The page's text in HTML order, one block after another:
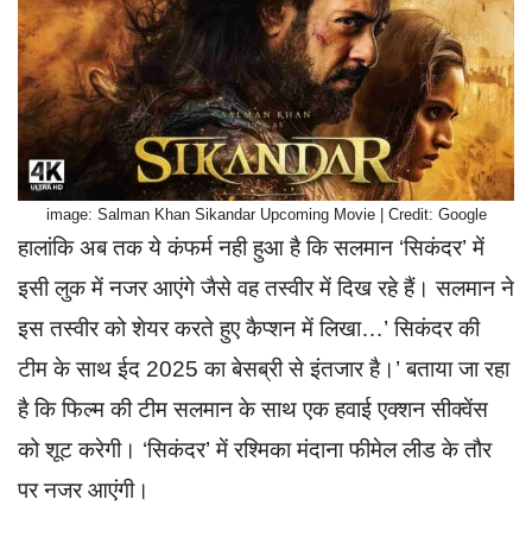
image: Salman Khan Sikandar Upcoming Movie | Credit: Google
हालांकि अब तक ये कंफर्म नही हुआ है कि सलमान ‘सिकंदर’ में
इसी लुक में नजर आएंगे जैसे वह तस्वीर में दिख रहे हैं। सलमान ने
इस तस्वीर को शेयर करते हुए कैप्शन में लिखा…’ सिकंदर की
टीम के साथ ईद 2025 का बेसब्री से इंतजार है।’ बताया जा रहा
है कि फिल्म की टीम सलमान के साथ एक हवाई एक्शन सीक्वेंस
को शूट करेगी। ‘सिकंदर’ में रश्मिका मंदाना फीमेल लीड के तौर
पर नजर आएंगी।